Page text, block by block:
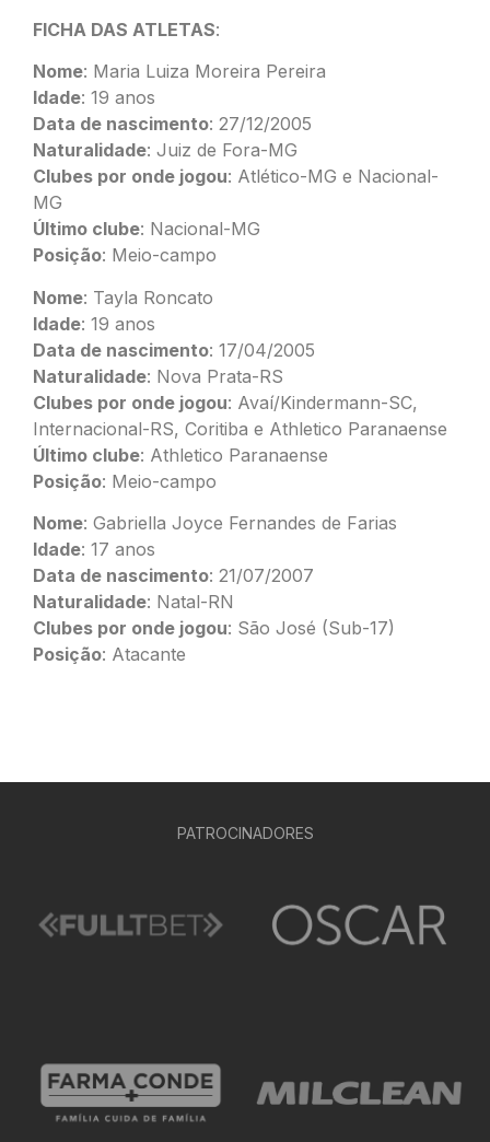
FICHA DAS ATLETAS:
Nome: Maria Luiza Moreira Pereira
Idade: 19 anos
Data de nascimento: 27/12/2005
Naturalidade: Juiz de Fora-MG
Clubes por onde jogou: Atlético-MG e Nacional-
MG
Último clube: Nacional-MG
Posição: Meio-campo
Nome: Tayla Roncato
Idade: 19 anos
Data de nascimento: 17/04/2005
Naturalidade: Nova Prata-RS
Clubes por onde jogou: Avaí/Kindermann-SC,
Internacional-RS, Coritiba e Athletico Paranaense
Último clube: Athletico Paranaense
Posição: Meio-campo
Nome: Gabriella Joyce Fernandes de Farias
Idade: 17 anos
Data de nascimento: 21/07/2007
Naturalidade: Natal-RN
Clubes por onde jogou: São José (Sub-17)
Posição: Atacante
PATROCINADORES